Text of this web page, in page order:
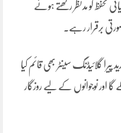
تحفظ کو مدنظر رکھتے ہوئے
برقرار رہے۔
پیرا گلائیڈنگ سینٹر بھی قائم کیا
اور نوجوانوں کے لیے روزگار